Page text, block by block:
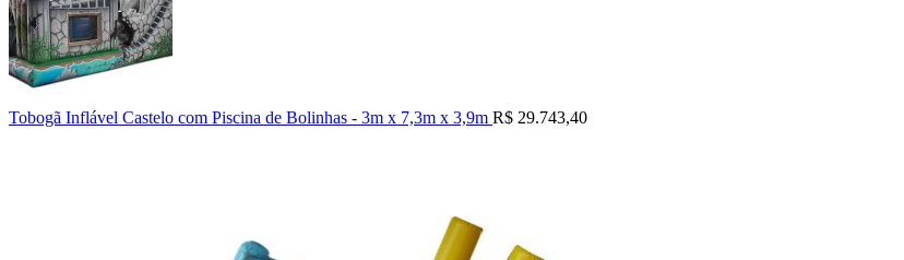
Tobogã Inflável Castelo com Piscina de Bolinhas - 3m x 7,3m x 3,9m R$ 29.743,40